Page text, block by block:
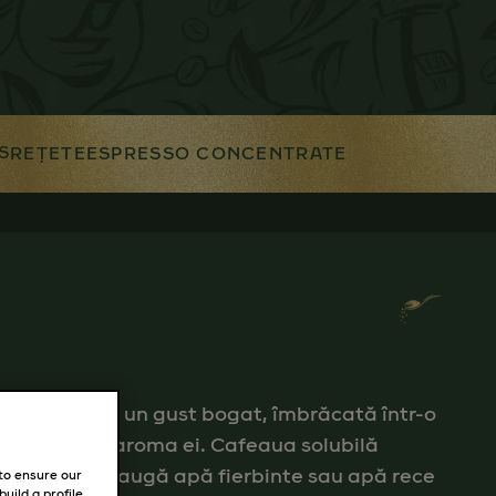
REȚETEESPRESSO CONCENTRATE
naturală cu un gust bogat, îmbrăcată într-o
cu aroma ei. Cafeaua solubilă
simplu adaugă apă fierbinte sau apă rece
ensure our